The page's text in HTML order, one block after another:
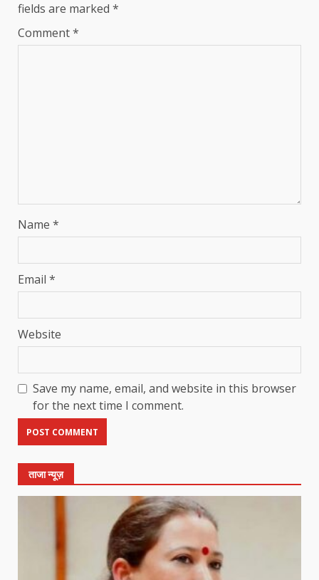
fields are marked *
Comment*
Name *
Email *
Website
Save my name, email, and website in this browser
for the next time I comment.
ताजा न्यूज़